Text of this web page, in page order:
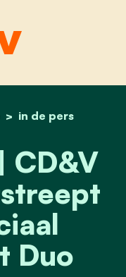
in de pers| cd&v halle
CD&V
Duo